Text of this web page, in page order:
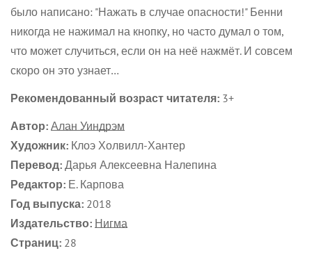
было написано: "Нажать в случае опасности!" Бенни
никогда не нажимал на кнопку, но часто думал о том,
что может случиться, если он на неё нажмёт. И совсем
скоро он это узнает…
Рекомендованный возраст читателя: 3+
Автор: Алан Уиндрэм
Художник: Клоэ Холвилл-Хантер
Перевод: Дарья Алексеевна Налепина
Редактор: Е. Карпова
Год выпуска: 2018
Издательство: Нигма
Страниц: 28
No, I'm not Yes, I am